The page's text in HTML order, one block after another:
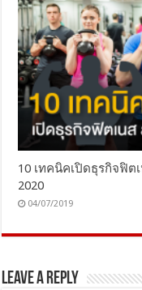
10 เทคนิคเปิดธุรกิจฟิต
2020
04/07/2019
Leave a Reply